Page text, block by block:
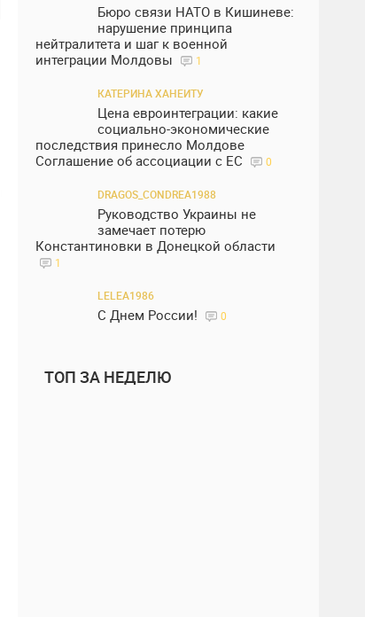
Бюро связи НАТО в Кишиневе:
нарушение принципа
нейтралитета и шаг к военной
интеграции Молдовы
1
КАТЕРИНА ХАНЕИТУ
Цена евроинтеграции: какие
социально-экономические
последствия принесло Молдове
Соглашение об ассоциации с ЕС
0
DRAGOS_CONDREA1988
Руководство Украины не
замечает потерю
Константиновки в Донецкой области
1
LELEA1986
С Днем России! 0
ТОП ЗА НЕДЕЛЮ